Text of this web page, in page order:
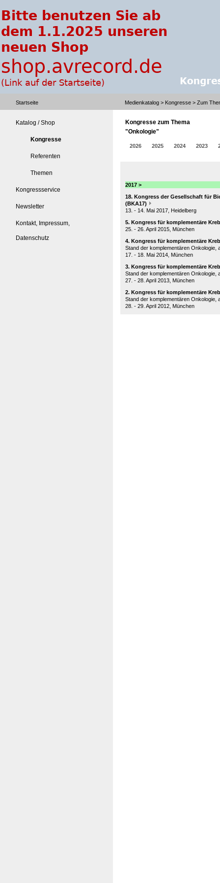
Startseite Medienkatalog > Kongresse > Zum
Katalog / Shop
Kongresse
Referenten
Themen
Kongressservice
Newsletter
Kontakt, Impressum,
Datenschutz
Kongresse zum Thema
"Onkologie"
2026 2025 2024 2023
2017 >
18. Kongress der Gesellschaft für
(BKA17)
13. - 14. Mai 2017, Heidelberg
5. Kongress für komplementäre
25. - 26. April 2015, München
4. Kongress für komplementäre
Stand der komplementären Onkologie,
17. - 18. Mai 2014, München
3. Kongress für komplementäre
Stand der komplementären Onkologie,
27. - 28. April 2013, München
2. Kongress für komplementäre
Stand der komplementären Onkologie,
28. - 29. April 2012, München